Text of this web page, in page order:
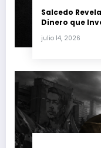
Salcedo
Dinero que
julio 14, 2026